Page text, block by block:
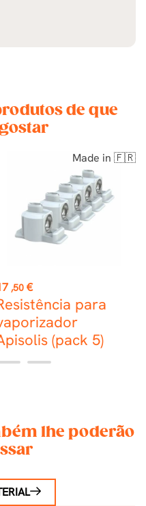
de que
Made in 🇫🇷
,50 €
para
(pack 5)
3 4
lhe poderão